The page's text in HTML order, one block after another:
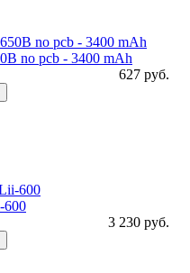
no pcb - 3400 mAh
627 руб.
600
3 230 руб.